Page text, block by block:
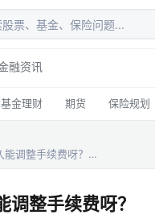
融资讯
基金理财 期货 保险规划
能调整手续费呀？…
调整手续费呀？